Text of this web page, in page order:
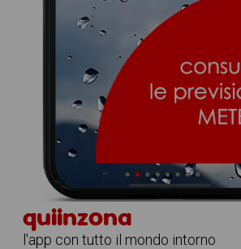
quiinzona
l'app con tutto il mondo intorno